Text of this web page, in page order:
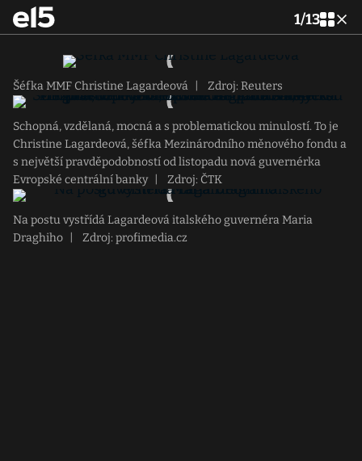
1/13
Šéfka MMF Christine Lagardeová Zdroj: Reuters
Schopná, vzdělaná, mocná a s problematickou minulostí. To je
Christine Lagardeová, šéfka Mezinárodního měnového fondu a
s největší pravděpodobností od listopadu nová guvernérka
Evropské centrální banky
Zdroj: ČTK
Na postu vystřídá Lagardeová italského guvernéra Maria
Draghiho
Zdroj: profimedia.cz